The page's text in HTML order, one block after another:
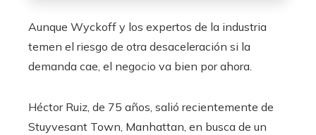
Aunque Wyckoff y los expertos de la industria
temen el riesgo de otra desaceleración si la
demanda cae, el negocio va bien por ahora.
Héctor Ruiz, de 75 años, salió recientemente de
Stuyvesant Town, Manhattan, en busca de un